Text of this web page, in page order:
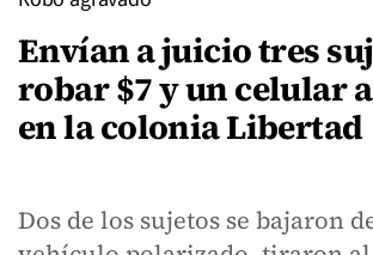
Envían a juicio tres
robar $7 y un celular
en la colonia Libertad
Dos de los sujetos se bajaron